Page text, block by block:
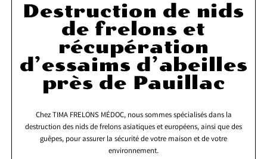
Destruction de nids
de frelons et
récupération
d’essaims d’abeilles
près de Pauillac
Chez TIMA FRELONS MÉDOC, nous sommes spécialisés dans la
destruction des nids de frelons asiatiques et européens, ainsi que des
guêpes, pour assurer la sécurité de votre maison et de votre
environnement.